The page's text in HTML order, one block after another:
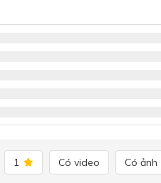
1 Có video Có ảnh